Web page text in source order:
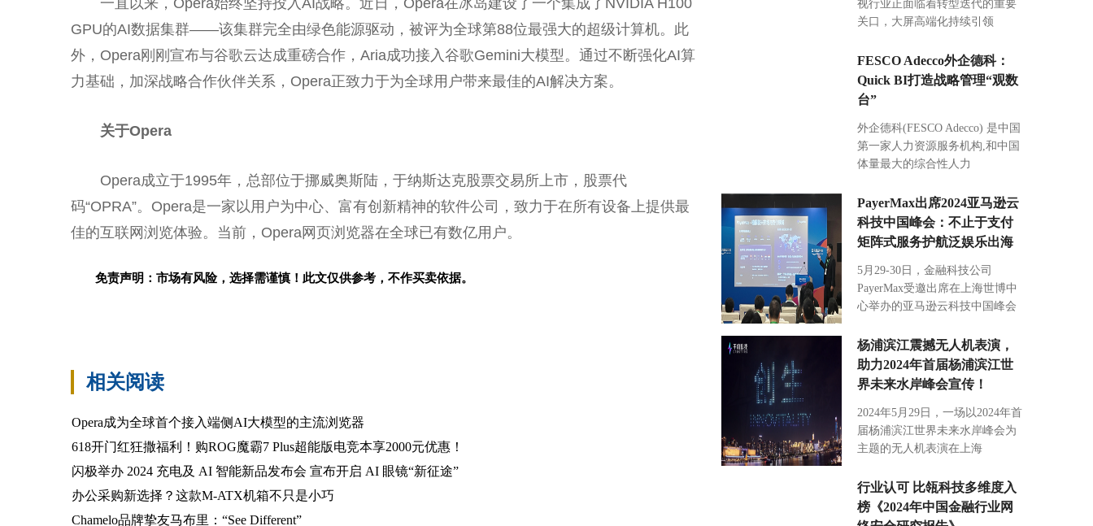
一直以来，Opera始终坚持投入AI战略。 近 日，Opera在冰岛建设了一个集成了NVIDIA H100
GPU的AI数据集群——该集群完全由绿色能源驱动，被评为全球第88位最强大的超级计算机。此
外，Opera刚刚宣布与谷歌云达成重磅合作，Aria成功接入谷歌Gemini大模型。通过不断强化AI算
力基础，加深战略合作伙伴关系，Opera正致力于为全球用户带来最佳的AI解决方案。
关于Opera
Opera成立于1995年， 总部位于挪威奥斯陆，于纳斯达克股票交易所 上市， 股票代
码“OPRA”。Opera是一家以用户为中心、富有创新精神的软件公司，致力于在所有设备上提供最
佳的互联网浏览体验。当前，Opera网页浏览器在全球已有数亿用户。
免责声明：市场有风险，选择需谨慎！此文仅供参考，不作买卖依据。
相关阅读
Opera成为全球首个接入端侧AI大模型的主流浏览器
618开门红狂撒福利！购ROG魔霸7 Plus超能版电竞本享2000元优惠！
闪极举办 2024 充电及 AI 智能新品发布会 宣布开启 AI 眼镜“新征途”
办公采购新选择？这款M-ATX机箱不只是小巧
Chamelo品牌挚友马布里：“See Different”
视行业正面临着转型迭代的重要
关口，大屏高端化持续引领
FESCO Adecco外企德科：
Quick BI打造战略管理“观数
台”
外企德科(FESCO Adecco) 是中国
第一家人力资源服务机构,和中国
体量最大的综合性人力
PayerMax出席2024亚马逊云
科技中国峰会：不止于支付
矩阵式服务护航泛娱乐出海
5月29-30日，金融科技公司
PayerMax受邀出席在上海世博中
心举办的亚马逊云科技中国峰会
杨浦滨江震撼无人机表演，
助力2024年首届杨浦滨江世
界未来水岸峰会宣传！
2024年5月29日，一场以2024年首
届杨浦滨江世界未来水岸峰会为
主题的无人机表演在上海
行业认可 比瓴科技多维度入
榜《2024年中国金融行业网